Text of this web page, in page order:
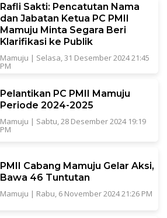
Rafli Sakti: Pencatutan Nama
dan Jabatan Ketua PC PMII
Mamuju Minta Segara Beri
Klarifikasi ke Publik
Mamuju | Selasa, 31 Desember 2024 21:45
PM
Pelantikan PC PMII Mamuju
Periode 2024-2025
Mamuju | Sabtu, 28 Desember 2024 19:19
PM
PMII Cabang Mamuju Gelar Aksi,
Bawa 46 Tuntutan
Mamuju | Rabu, 6 November 2024 21:26 PM